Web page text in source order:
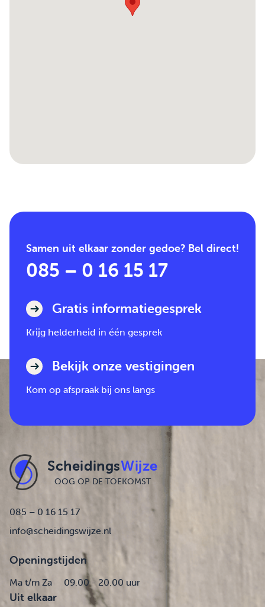
Samen uit elkaar zonder gedoe? Bel direct!
085 – 0 16 15 17
Gratis informatiegesprek
Krijg helderheid in één gesprek
Bekijk onze vestigingen
Kom op afspraak bij ons langs
ScheidingsWijze
OOG OP DE TOEKOMST
085 – 0 16 15 17
info@scheidingswijze.nl
Openingstijden
Ma t/m Za 09.00 - 20.00 uur
Uit elkaar